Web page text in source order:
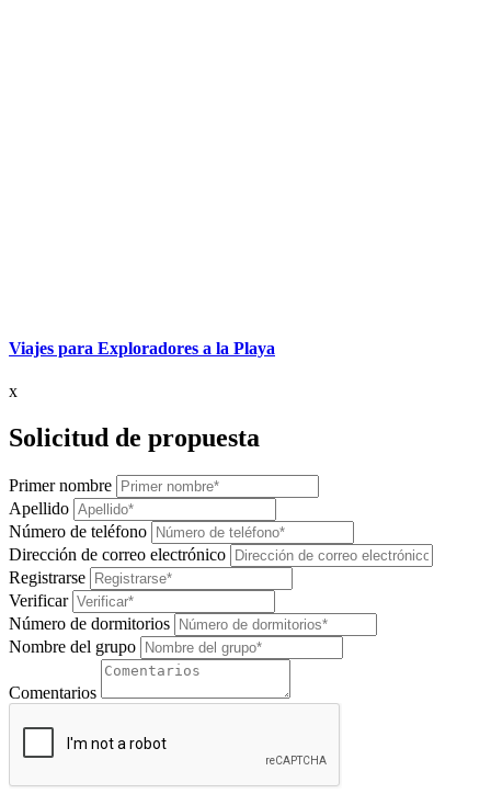
Viajes para Exploradores a la Playa
x
Solicitud de propuesta
Primer nombre
Apellido
Número de teléfono
Dirección de correo electrónico
Registrarse
Verificar
Número de dormitorios
Nombre del grupo
Comentarios